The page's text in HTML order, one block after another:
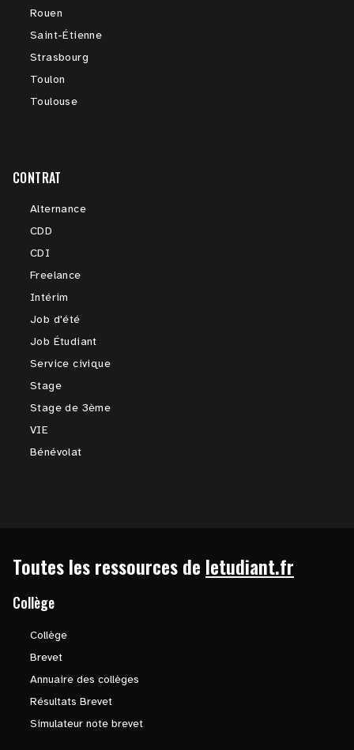
Rouen
Saint-Étienne
Strasbourg
Toulon
Toulouse
CONTRAT
Alternance
CDD
CDI
Freelance
Intérim
Job d'été
Job Étudiant
Service civique
Stage
Stage de 3ème
VIE
Bénévolat
Toutes les ressources de letudiant.fr
Collège
Collège
Brevet
Annuaire des collèges
Résultats Brevet
Simulateur note brevet